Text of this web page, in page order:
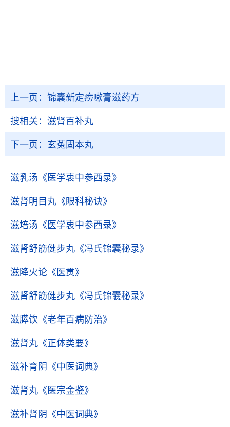
上一页： 锦囊新定痨嗽膏滋药方
搜相关： 滋肾百补丸
下一页： 玄菟固本丸
滋乳汤 《医学衷中参西录》
滋肾明目丸 《眼科秘诀》
滋培汤 《医学衷中参西录》
滋肾舒筋健步丸 《冯氏锦囊秘录》
滋降火论 《医贯》
滋肾舒筋健步丸 《冯氏锦囊秘录》
滋膵饮 《老年百病防治》
滋肾丸 《正体类要》
滋补育阴 《中医词典》
滋肾丸 《医宗金鉴》
滋补肾阴 《中医词典》